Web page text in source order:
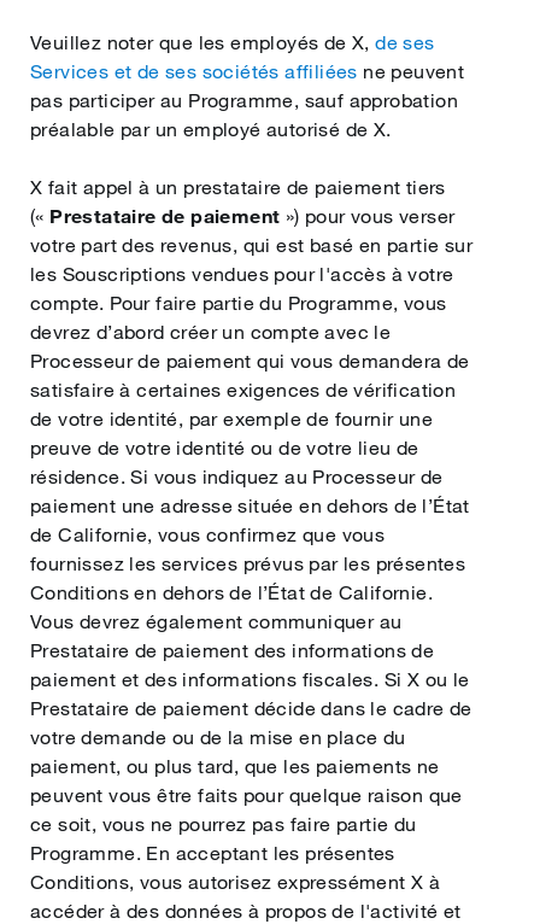
Veuillez noter que les employés de X,de ses
Services et de ses sociétés affiliées ne peuvent
pas participer au Programme, sauf approbation
préalable par un employé autorisé de X.
X fait appel à un prestataire de paiement tiers
(« Prestataire de paiement ») pour vous verser
votre part des revenus, qui est basé en partie sur
les Souscriptions vendues pour l'accès à votre
compte. Pour faire partie du Programme, vous
devrez d’abord créer un compte avec le
Processeur de paiement qui vous demandera de
satisfaire à certaines exigences de vérification
de votre identité, par exemple de fournir une
preuve de votre identité ou de votre lieu de
résidence. Si vous indiquez au Processeur de
paiement une adresse située en dehors de l’État
de Californie, vous confirmez que vous
fournissez les services prévus par les présentes
Conditions en dehors de l’État de Californie.
Vous devrez également communiquer au
Prestataire de paiement des informations de
paiement et des informations fiscales. Si X ou le
Prestataire de paiement décide dans le cadre de
votre demande ou de la mise en place du
paiement, ou plus tard, que les paiements ne
peuvent vous être faits pour quelque raison que
ce soit, vous ne pourrez pas faire partie du
Programme. En acceptant les présentes
Conditions, vous autorisez expressément X à
accéder à des données à propos de l'activité et